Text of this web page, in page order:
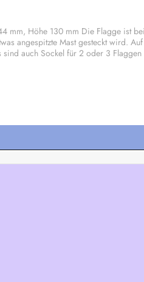
mm, Höhe 130 mm Die Flagge ist
angespitzte Mast gesteckt wird.
auch Sockel für 2 oder 3